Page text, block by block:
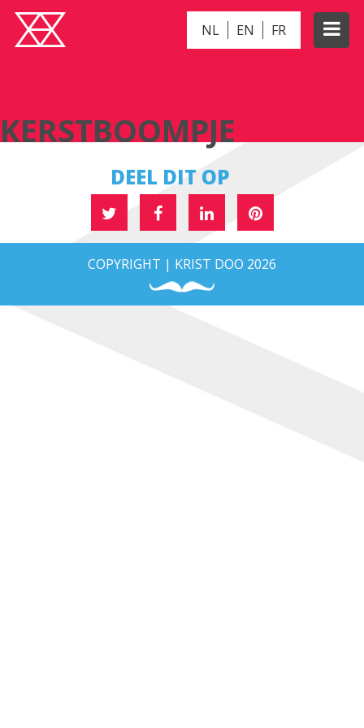
NL EN FR
KERSTBOOMPJE
DEEL DIT OP
COPYRIGHT | KRIST DOO 2026